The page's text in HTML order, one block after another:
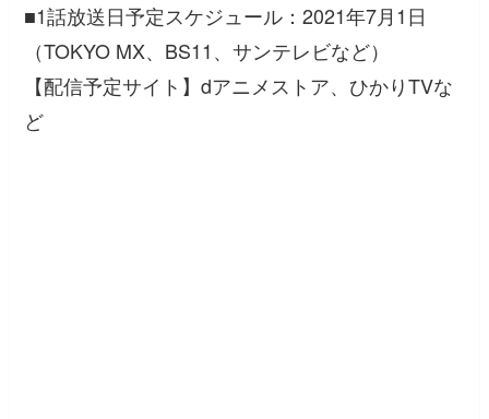
■1話放送日予定スケジュール：2021年7月1日
（TOKYO MX、BS11、サンテレビなど）
【配信予定サイト】dアニメストア、ひかりTVな
ど